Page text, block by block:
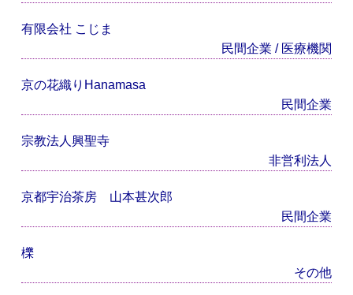
有限会社 こじま
民間企業 / 医療機関
京の花織りHanamasa
民間企業
宗教法人興聖寺
非営利法人
京都宇治茶房 山本甚次郎
民間企業
櫟
その他